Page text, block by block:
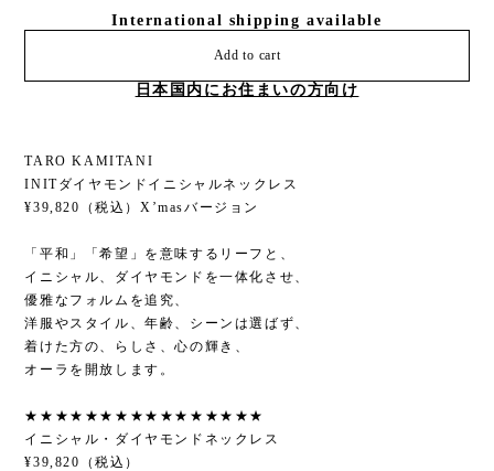
International shipping available
Add to cart
日本国内にお住まいの方向け
TARO KAMITANI
INITダイヤモンドイニシャルネックレス
¥39,820（税込）X’masバージョン
「平和」「希望」を意味するリーフと、
イニシャル、ダイヤモンドを一体化させ、
優雅なフォルムを追究、
洋服やスタイル、年齢、シーンは選ばず、
着けた方の、らしさ、心の輝き、
オーラを開放します。
★★★★★★★★★★★★★★★★
イニシャル・ダイヤモンドネックレス
¥39,820（税込）